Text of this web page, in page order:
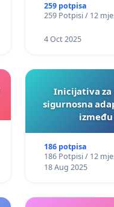
259 potpisa
259 Potpisi / 12
4 Oct 2025
Inicijativa za
sigurnosna
između
186 potpisa
186 Potpisi / 12
18 Aug 2025